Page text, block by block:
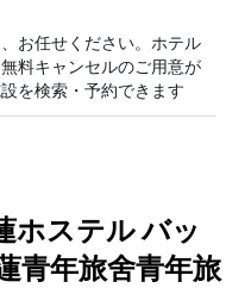
お任せください。ホテル
料キャンセルのご用意が
を検索・予約できます
ホステル バッ
青年旅舍青年旅